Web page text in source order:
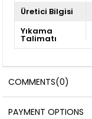
Üretici Bilgisi
Yıkama
Talimatı
COMMENTS(0)
PAYMENT OPTIONS